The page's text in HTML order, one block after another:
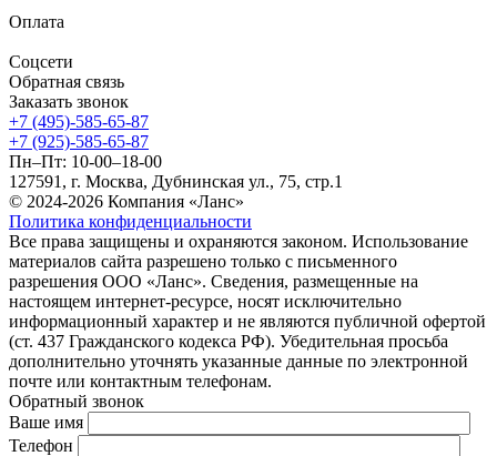
Оплата
Соцсети
Обратная связь
Заказать звонок
+7 (495)-585-65-87
+7 (925)-585-65-87
Пн–Пт: 10-00–18-00
127591, г. Москва, Дубнинская ул., 75, стр.1
© 2024-2026 Компания «Ланс»
Политика конфиденциальности
Все права защищены и охраняются законом. Использование
материалов сайта разрешено только с письменного
разрешения ООО «Ланс». Сведения, размещенные на
настоящем интернет-ресурсе, носят исключительно
информационный характер и не являются публичной офертой
(ст. 437 Гражданского кодекса РФ). Убедительная просьба
дополнительно уточнять указанные данные по электронной
почте или контактным телефонам.
Обратный звонок
Ваше имя
Телефон